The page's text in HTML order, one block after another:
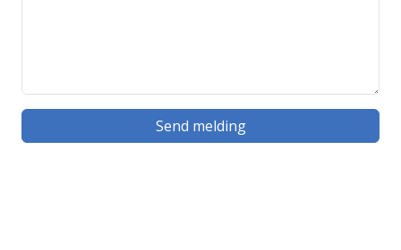
Send melding